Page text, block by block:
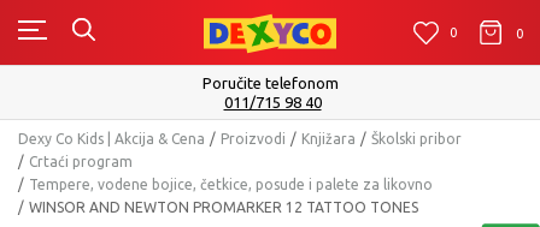
0 0 0
Dexy Co Kids | Akcija & Cena Proizvodi Knjižara
Školski pribor
Crtaći program
Tempere, vodene bojice, četkice, posude i palete za likovno
WINSOR AND NEWTON PROMARKER 12 TATTOO TONES